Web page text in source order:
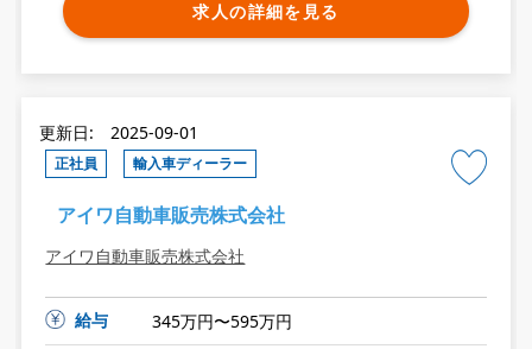
求人の詳細を見る
更新日: 2025-09-01
正社員 輸入車ディーラー
アイワ自動車販売株式会社
アイワ自動車販売株式会社
給与
345万円〜595万円